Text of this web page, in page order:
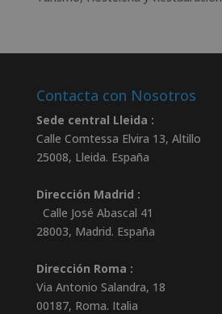
Contacta con Nosotros
Sede central Lleida :
Calle Comtessa Elvira 13, Altillo
25008, Lleida. España
Dirección Madrid :
Calle José Abascal 41
28003, Madrid. España
Dirección Roma :
Via Antonio Salandra, 18
00187, Roma. Italia